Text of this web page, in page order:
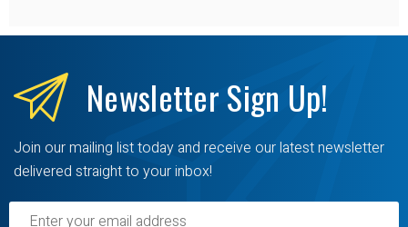
NewsletterSign Up!
Join our mailing list today and receive our latest newsletter
delivered straight to your inbox!